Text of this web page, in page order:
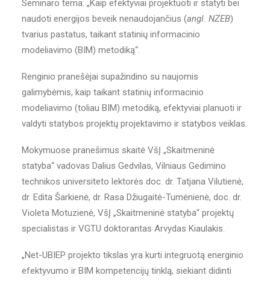
Seminaro tema: „Kaip efektyviai projektuoti ir statyti bei
naudoti energijos beveik nenaudojančius (angl. NZEB)
tvarius pastatus, taikant statinių informacinio
modeliavimo (BIM) metodiką“.
Renginio pranešėjai supažindino su naujomis
galimybėmis, kaip taikant statinių informacinio
modeliavimo (toliau BIM) metodiką, efektyviai planuoti ir
valdyti statybos projektų projektavimo ir statybos veiklas.
Mokymuose pranešimus skaitė VšĮ „Skaitmeninė
statyba“ vadovas Dalius Gedvilas, Vilniaus Gedimino
technikos universiteto lektorės doc. dr. Tatjana Vilutienė,
dr. Edita Šarkienė, dr. Rasa Džiugaitė-Tumėnienė, doc. dr.
Violeta Motuzienė, VšĮ „Skaitmeninė statyba“ projektų
specialistas ir VGTU doktorantas Arvydas Kiaulakis.
„Net-UBIEP projekto tikslas yra kurti integruotą energinio
efektyvumo ir BIM kompetencijų tinklą, siekiant didinti